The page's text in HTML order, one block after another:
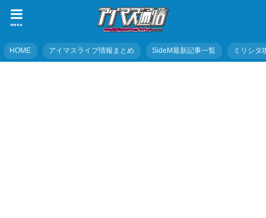
menu
HOME アイマスライブ情報まとめ SideM最新記事一覧 ミリシタ